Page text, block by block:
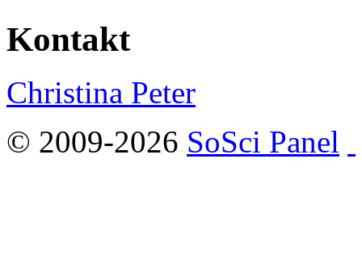
Kontakt
Christina Peter
© 2009-2026 SoSci Panel